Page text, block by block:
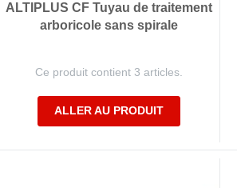
ALTIPLUS CF Tuyau de traitement
arboricole sans spirale
Ce produit contient 3 articles.
ALLER AU PRODUIT